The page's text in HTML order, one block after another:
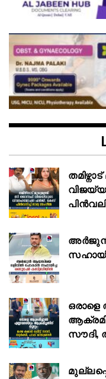
അര്‍ജുന്‍
സൗദി,